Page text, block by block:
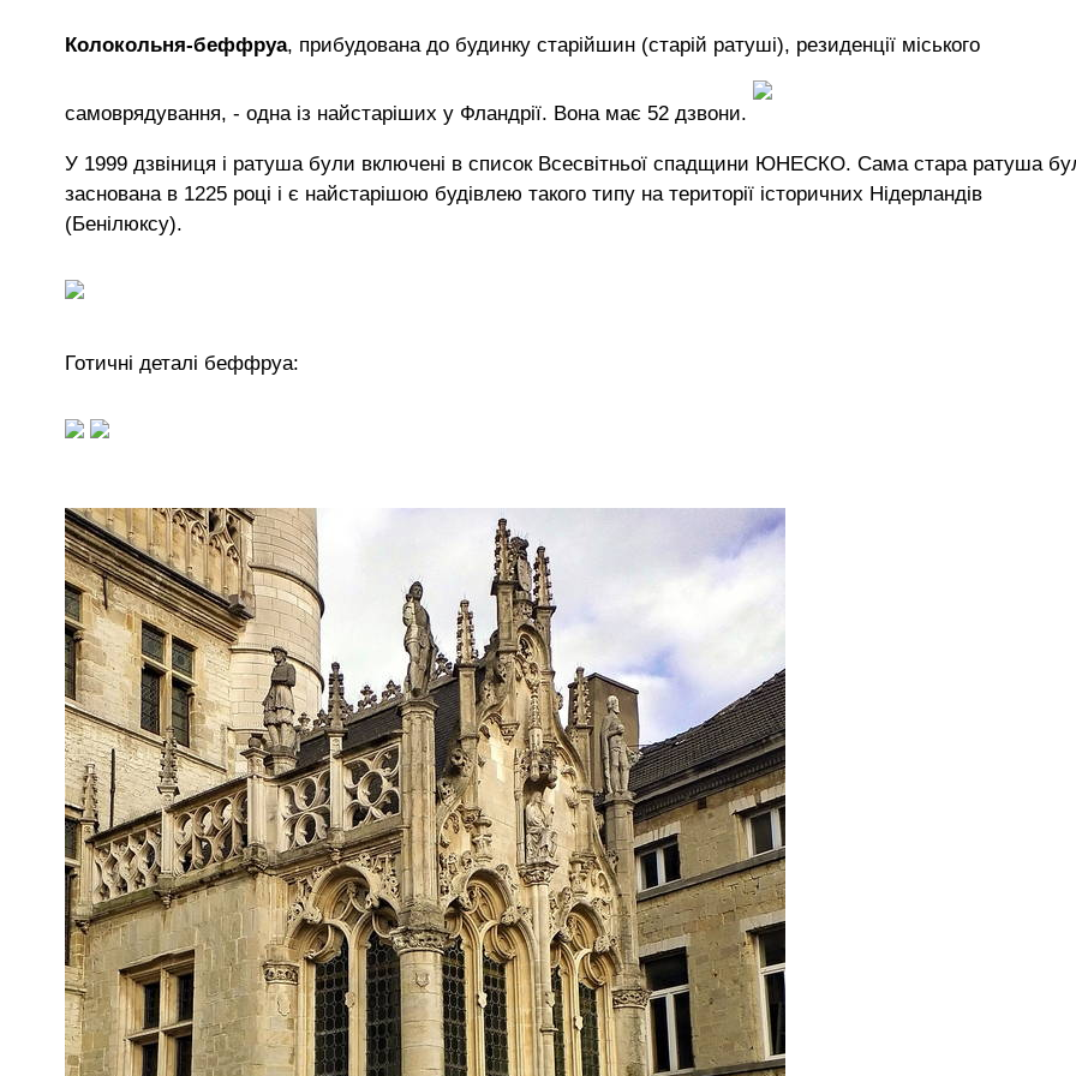
Колокольня-беффруа, прибудована до будинку старійшин (старій ратуші), резиденції міського
самоврядування, - одна із найстаріших у Фландрії. Вона має 52 дзвони.
У 1999 дзвіниця і ратуша були включені в список Всесвітньої спадщини ЮНЕСКО. Сама стара ратуша
заснована в 1225 році і є найстарішою будівлею такого типу на території історичних Нідерландів
(Бенілюксу).
Готичні деталі беффруа: